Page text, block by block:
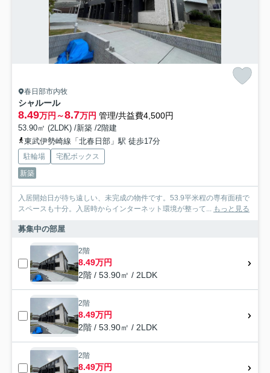
春日部市内牧
シャルール
8.49万円～8.7万円 管理/共益費4,500円
53.90㎡ (2LDK) /新築 /2階建
東武伊勢崎線「北春日部」駅 徒歩17分
駐輪場
宅配ボックス
新築
入居開始日が待ち遠しい、未完成の物件です。53.9平米程の専有面積で
スペースも十分。入居時からインターネット環境が整って... もっと見る
募集中の部屋
2階
8.49万円
2階 / 53.90㎡ / 2LDK
2階
8.49万円
2階 / 53.90㎡ / 2LDK
2階
8.49万円